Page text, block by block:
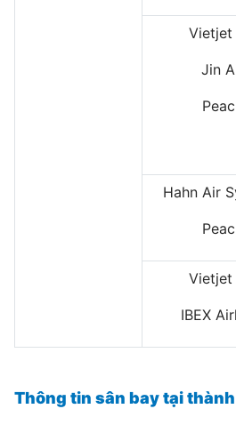
Vietjet
Jin
Hahn Air
Vietjet
IBEX
Thông tin sân bay tại